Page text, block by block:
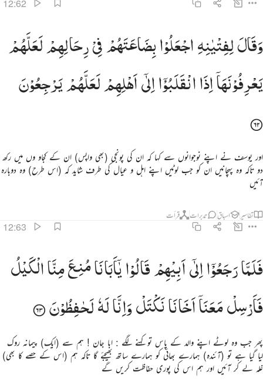
12:62
وقال لفتيانه اجعلوا بضاعتهم في رحالهم لعلهم يعرفونها اذا انقلبوا الى اهلهم لعلهم يرجعون ٦٢
وَقَالَ لِفِتْيَـٰنِهِ ٱجْعَلُوا۟ بِضَـٰعَتَهُمْ فِى رِحَالِهِمْ لَعَلَّهُمْ يَعْرِفُونَهَآ إِذَا ٱنقَلَبُوٓا۟ إِلَىٰٓ أَهْلِهِمْ لَعَلَّهُمْ يَرْجِعُونَ ٦٢
وَقَالَلِفِتْیٰنِهِاجْعَلُوْابِضَاعَتَهُمْفِیْرِحَالِهِمْلَعَلَّهُمْ
یَعْرِفُوْنَهَاۤاِذَاانْقَلَبُوْۤااِلٰۤیاَهْلِهِمْلَعَلَّهُمْیَرْجِعُوْنَ
اور یوسف نے اپنے نوجوانوں سے کہا کہ ان کی پونجی (بھی واپس) ان کے کجاو وں میں رکھ
دو تاکہ وہ پہچانیں ان کو جب لوٹیں اپنے اہل و عیال کی طرف شاید کہ (اس طرح) وہ دوبارہ
آئیں
تفاسیر اسباق تدبرات قرأت
12:63
فلما رجعوا الى ابيهم قالوا يا ابانا منع منا الكيل فارسل معنا اخانا نكتل وانا له لحافظون ٦٣
فَلَمَّا رَجَعُوٓا۟ إِلَىٰٓ أَبِيهِمْ قَالُوا۟ يَـٰٓأَبَانَا مُنِعَ مِنَّا ٱلْكَيْلُ فَأَرْسِلْ مَعَنَآ أَخَانَا نَكْتَلْ وَإِنَّا لَهُۥ لَحَـٰفِظُونَ ٦٣
فَلَمَّارَجَعُوْۤااِلٰۤیاَبِیْهِمْقَالُوْایٰۤاَبَانَامُنِعَمِنَّاالْكَیْلُ
فَاَرْسِلْمَعَنَاۤاَخَانَانَكْتَلْوَاِنَّالَهٗلَحٰفِظُوْنَ
پھر جب وہ لوٹے اپنے والد کے پاس تو کہنے لگے : ابا جان ! ہم سے (ایک) پیمانہ روک
لیا گیا ہے تو (آئندہ) ہمارے بھائی کو ہمارے ساتھ بھیجئے گا تاکہ ہم (اس کے حصے کا بھی)
غلہ لے کر آئیں اور ہم اس کی پوری حفاظت کریں گے